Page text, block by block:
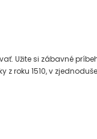
Užite si zábavné
roku 1510, v